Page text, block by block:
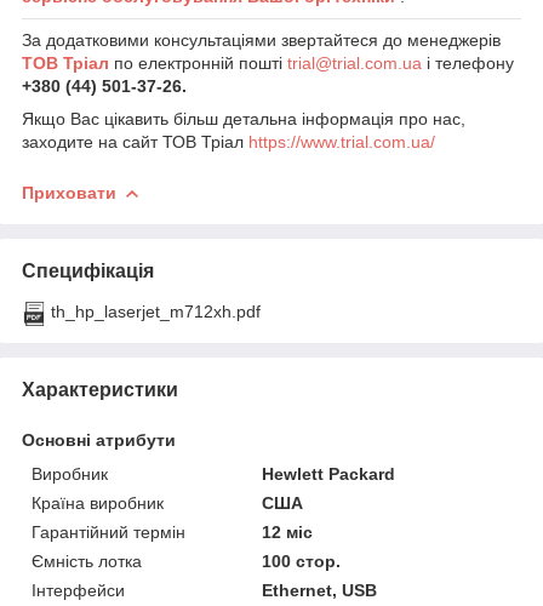
За додатковими консультаціями звертайтеся до менеджерів
ТОВ Тріал по електронній пошті trial@trial.com.ua і телефону
+380 (44) 501-37-26.
Якщо Вас цікавить більш детальна інформація про нас,
заходите на сайт ТОВ Тріал https://www.trial.com.ua/
Приховати
Специфікація
th_hp_laserjet_m712xh.pdf
Характеристики
Основні атрибути
Виробник
Hewlett Packard
Країна виробник
США
Гарантійний термін
12 міс
Ємність лотка
100 стор.
Інтерфейси
Ethernet, USB